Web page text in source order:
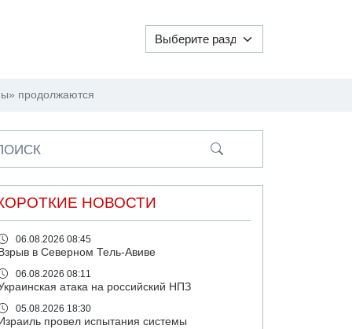
продолжаются
НОВОСТИ
06.08.2026 08:45
Взрыв в Северном Тель-Авиве
06.08.2026 08:11
атака на российский НПЗ
05.08.2026 18:30
Израиль провел испытания системы